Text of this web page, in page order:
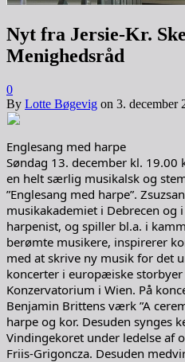
Nyt fra Jersie-Kr.
Menighedsråd
0
By Lotte Bøgevig on 3. december
Englesang med harpe
Søndag 13. december kl. 19.00
en helt særlig musikalsk og
”Englesang med harpe”.
musikakademiet i Debrecen og
harpenist, og spiller bl.a. i
berømte musikere, inspirerer
med at skrive ny musik for det
koncerter i europæiske
Konzervatorium i Wien. På
Benjamin Brittens værk ”A
harpe og kor. Desuden synges
Vindingekoret under ledelse af
Friis-Grigoncza. Desuden